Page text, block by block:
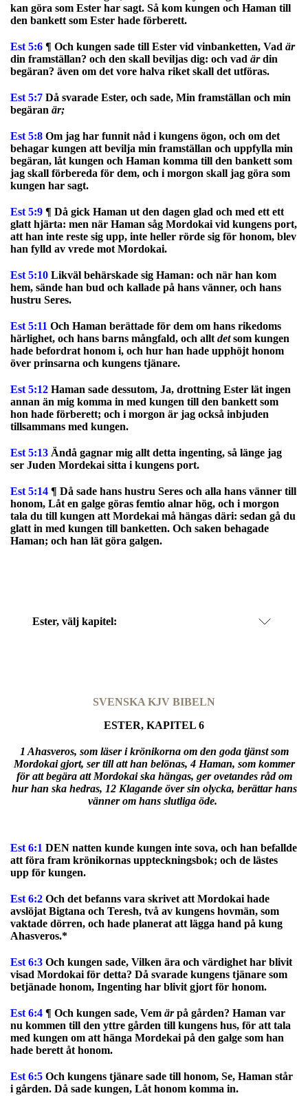
kan göra som Ester har sagt. Så kom kungen och Haman till
den bankett som Ester hade förberett.
Est 5:6 ¶ Och kungen sade till Ester vid vinbanketten, Vad är
din framställan? och den skall beviljas dig: och vad ärdin
begäran? även om det vore halva riket skall det utföras.
Est 5:7 Då svarade Ester, och sade, Min framställan och min
begäran är;
Est 5:8 Om jag har funnit nåd i kungens ögon, och om det
behagar kungen att bevilja min framställan och uppfylla min
begäran, låt kungen och Haman komma till den bankett som
jag skall förbereda för dem, och i morgon skall jag göra som
kungen har sagt.
Est 5:9 ¶ Då gick Haman ut den dagen glad och med ett ett
glatt hjärta: men när Haman såg Mordokai vid kungens port,
att han inte reste sig upp, inte heller rörde sig för honom, blev
han fylld av vrede mot Mordokai.
Est 5:10 Likväl behärskade sig Haman: och när han kom
hem, sände han bud och kallade på hans vänner, och hans
hustru Seres.
Est 5:11 Och Haman berättade för dem om hans rikedoms
härlighet, och hans barns mångfald, och allt detsom kungen
hade befordrat honom i, och hur han hade upphöjt honom
över prinsarna och kungens tjänare.
Est 5:12 Haman sade dessutom, Ja, drottning Ester lät ingen
annan än mig komma in med kungen till den bankett som
hon hade förberett; och i morgon är jag också inbjuden
tillsammans med kungen.
Est 5:13 Ändå gagnar mig allt detta ingenting, så länge jag
ser Juden Mordekai sitta i kungens port.
Est 5:14 ¶ Då sade hans hustru Seres och alla hans vänner till
honom, Låt en galge göras femtio alnar hög, och i morgon
tala du till kungen att Mordekai må hängas däri: sedan gå du
glatt in med kungen till banketten. Och saken behagade
Haman; och han lät göra galgen.
Ester, välj kapitel:
SVENSKA KJV BIBELN
ESTER, KAPITEL 6
1 Ahasveros, som läser i krönikorna om den goda tjänst som
Mordokai gjort, ser till att han belönas, 4 Haman, som kommer
för att begära att Mordokai ska hängas, ger ovetandes råd om
hur han ska hedras, 12 Klagande över sin olycka, berättar hans
vänner om hans slutliga öde.
Est 6:1 DEN natten kunde kungen inte sova, och han befallde
att föra fram krönikornas uppteckningsbok; och de lästes
upp för kungen.
Est 6:2 Och det befanns vara skrivet att Mordokai hade
avslöjat Bigtana och Teresh, två av kungens hovmän, som
vaktade dörren, och hade planerat att lägga hand på kung
Ahasveros.*
Est 6:3 Och kungen sade, Vilken ära och värdighet har blivit
visad Mordokai för detta? Då svarade kungens tjänare som
betjänade honom, Ingenting har blivit gjort för honom.
Est 6:4 ¶ Och kungen sade, Vem ärpå gården? Haman var
nu kommen till den yttre gården till kungens hus, för att tala
med kungen om att hänga Mordekai på den galge som han
hade berett åt honom.
Est 6:5 Och kungens tjänare sade till honom, Se, Haman står
i gården. Då sade kungen, Låt honom komma in.